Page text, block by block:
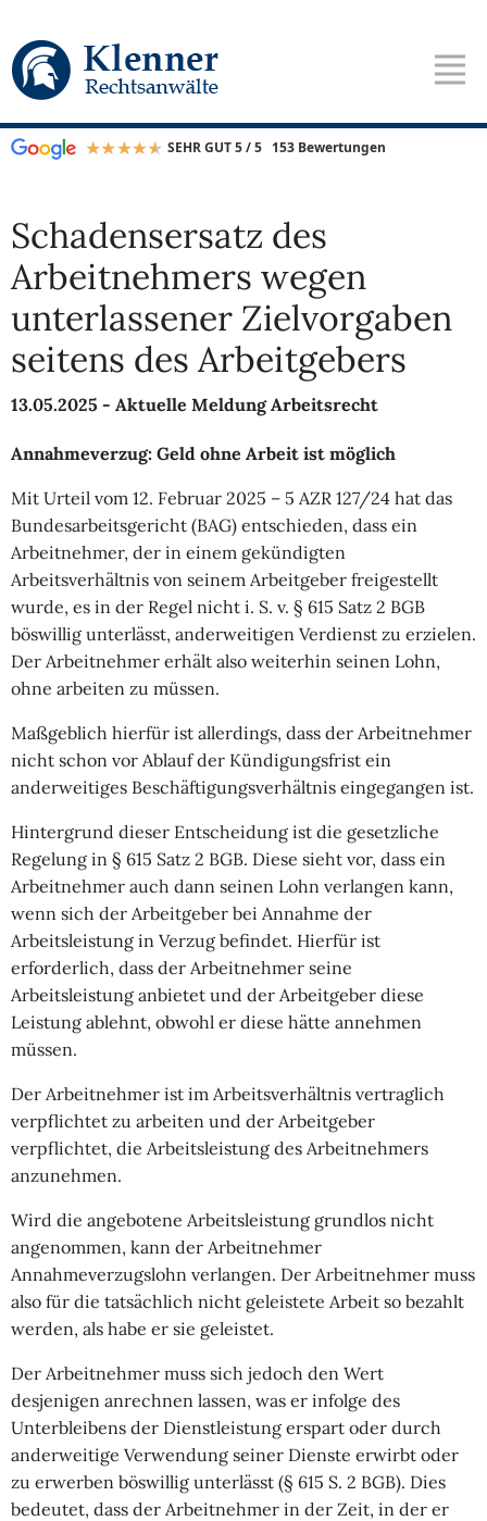
SEHR GUT 5 / 5 153 Bewertungen
Schadensersatz des
Arbeitnehmers wegen
unterlassener Zielvorgaben
seitens des Arbeitgebers
13.05.2025 - Aktuelle Meldung Arbeitsrecht
Annahmeverzug: Geld ohne Arbeit ist möglich
Mit Urteil vom 12. Februar 2025 – 5 AZR 127/24 hat das
Bundesarbeitsgericht (BAG) entschieden, dass ein
Arbeitnehmer, der in einem gekündigten
Arbeitsverhältnis von seinem Arbeitgeber freigestellt
wurde, es in der Regel nicht i. S. v. § 615 Satz 2 BGB
böswillig unterlässt, anderweitigen Verdienst zu erzielen.
Der Arbeitnehmer erhält also weiterhin seinen Lohn,
ohne arbeiten zu müssen.
Maßgeblich hierfür ist allerdings, dass der Arbeitnehmer
nicht schon vor Ablauf der Kündigungsfrist ein
anderweitiges Beschäftigungsverhältnis eingegangen ist.
Hintergrund dieser Entscheidung ist die gesetzliche
Regelung in § 615 Satz 2 BGB. Diese sieht vor, dass ein
Arbeitnehmer auch dann seinen Lohn verlangen kann,
wenn sich der Arbeitgeber bei Annahme der
Arbeitsleistung in Verzug befindet. Hierfür ist
erforderlich, dass der Arbeitnehmer seine
Arbeitsleistung anbietet und der Arbeitgeber diese
Leistung ablehnt, obwohl er diese hätte annehmen
müssen.
Der Arbeitnehmer ist im Arbeitsverhältnis vertraglich
verpflichtet zu arbeiten und der Arbeitgeber
verpflichtet, die Arbeitsleistung des Arbeitnehmers
anzunehmen.
Wird die angebotene Arbeitsleistung grundlos nicht
angenommen, kann der Arbeitnehmer
Annahmeverzugslohn verlangen. Der Arbeitnehmer muss
also für die tatsächlich nicht geleistete Arbeit so bezahlt
werden, als habe er sie geleistet.
Der Arbeitnehmer muss sich jedoch den Wert
desjenigen anrechnen lassen, was er infolge des
Unterbleibens der Dienstleistung erspart oder durch
anderweitige Verwendung seiner Dienste erwirbt oder
zu erwerben böswillig unterlässt (§ 615 S. 2 BGB). Dies
bedeutet, dass der Arbeitnehmer in der Zeit, in der er